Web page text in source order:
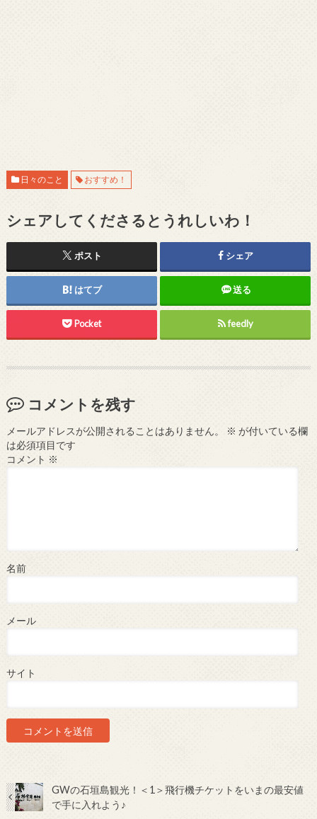
日々のこと おすすめ！
シェアしてくださるとうれしいわ！
ポスト シェア
はてブ 送る
Pocket feedly
コメントを残す
メールアドレスが公開されることはありません。 ※ が付いている欄
は必須項目です
コメント ※
名前
メール
サイト
GWの石垣島観光！＜1＞飛行機チケットをいまの最安値
で手に入れよう♪